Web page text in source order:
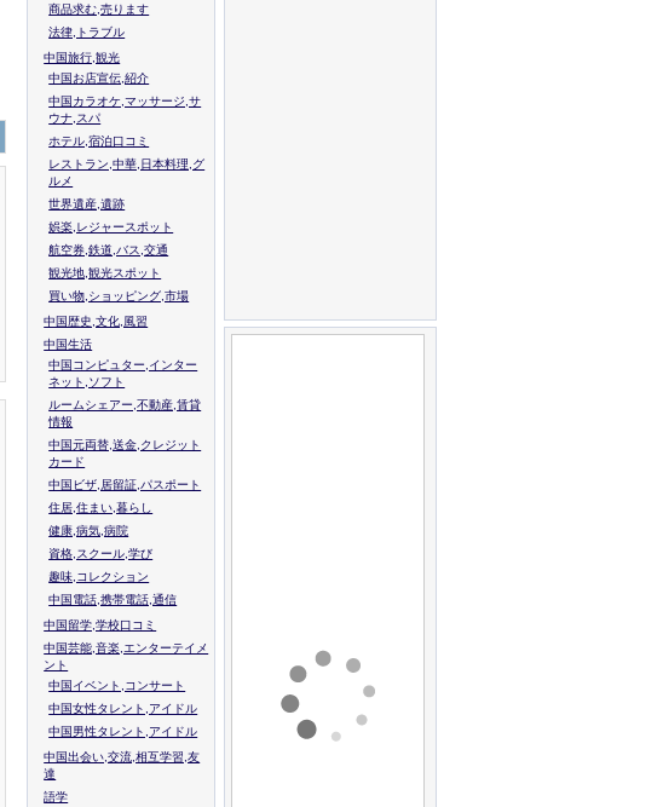
商品求む,売ります
法律,トラブル
中国旅行,観光
中国お店宣伝,紹介
中国カラオケ,マッサージ,サ
ウナ,スパ
ホテル,宿泊口コミ
レストラン,中華,日本料理,グ
ルメ
世界遺産,遺跡
娯楽,レジャースポット
航空券,鉄道,バス,交通
観光地,観光スポット
買い物,ショッピング,市場
中国歴史,文化,風習
中国生活
中国コンピュター,インター
ネット,ソフト
ルームシェアー,不動産,賃貸
情報
中国元両替,送金,クレジット
カード
中国ビザ,居留証,パスポート
住居,住まい,暮らし
健康,病気,病院
資格,スクール,学び
趣味,コレクション
中国電話,携帯電話,通信
中国留学,学校口コミ
中国芸能,音楽,エンターテイメ
ント
中国イベント,コンサート
中国女性タレント,アイドル
中国男性タレント,アイドル
中国出会い,交流,相互学習,友
達
語学